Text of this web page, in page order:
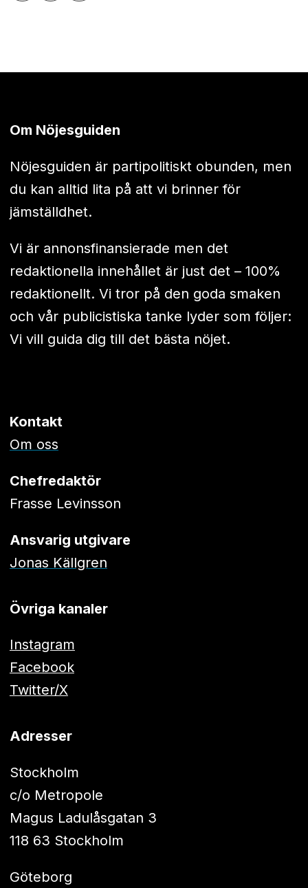
Om Nöjesguiden
Nöjesguiden är partipolitiskt obunden, men
du kan alltid lita på att vi brinner för
jämställdhet.
Vi är annonsfinansierade men det
redaktionella innehållet är just det – 100%
redaktionellt. Vi tror på den goda smaken
och vår publicistiska tanke lyder som följer:
Vi vill guida dig till det bästa nöjet.
Kontakt
Om oss
Chefredaktör
Frasse Levinsson
Ansvarig utgivare
Jonas Källgren
Övriga kanaler
Instagram
Facebook
Twitter/X
Adresser
Stockholm
c/o Metropole
Magus Ladulåsgatan 3
118 63 Stockholm
Göteborg